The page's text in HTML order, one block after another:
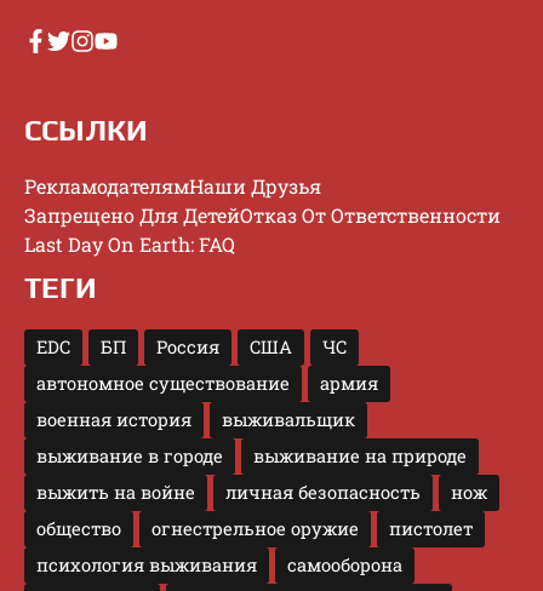
ССЫЛКИ
РекламодателямНаши Друзья
Запрещено Для ДетейОтказ От Ответственности
Last Day On Earth: FAQ
ТЕГИ
EDC БП Россия США
ЧС
автономное существование
армия
военная история
выживальщик
выживание в городе
выживание на природе
выжить на войне
личная безопасность
нож
общество
огнестрельное оружие
пистолет
психология выживания
самооборона